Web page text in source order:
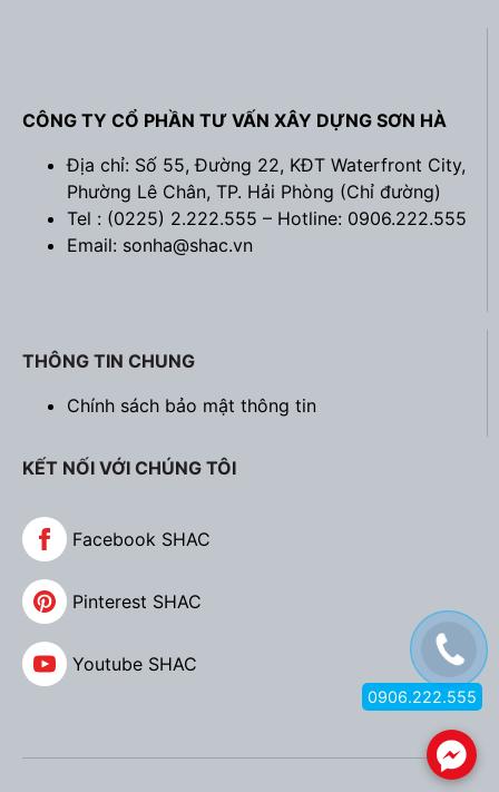
CÔNG TY CỔ PHẦN TƯ VẤN XÂY DỰNG SƠN HÀ
Địa chỉ: Số 55, Đường 22, KĐT Waterfront City,
Phường Lê Chân, TP. Hải Phòng (Chỉ đường)
Tel : (0225) 2.222.555 – Hotline: 0906.222.555
Email: sonha@shac.vn
THÔNG TIN CHUNG
Chính sách bảo mật thông tin
KẾT NỐI VỚI CHÚNG TÔI
Facebook SHAC
Pinterest SHAC
Youtube SHAC
.
0906.222.555